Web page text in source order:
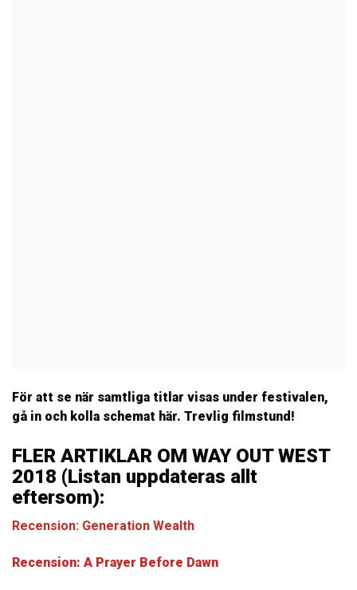
För att se när samtliga titlar visas under festivalen,
gå in och kolla schemat här. Trevlig filmstund!
FLER ARTIKLAR OM WAY OUT WEST
2018 (Listan uppdateras allt
eftersom):
Recension: Generation Wealth
Recension: A Prayer Before Dawn